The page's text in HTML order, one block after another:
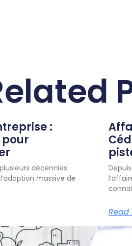
:
décennies
massive de
Read